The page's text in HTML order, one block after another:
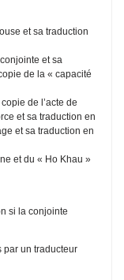
et sa traduction
et sa
de la « capacité
de l’acte de
et sa traduction en
et sa traduction en
et du « Ho Khau »
si la conjointe
par un traducteur